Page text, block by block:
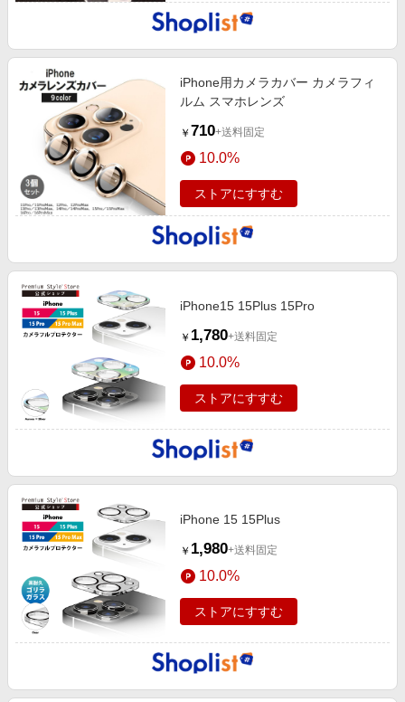
iPhone用カメラカバー カメラフィ
ルム スマホレンズ
￥ 710+送料固定
10.0%
ストアにすすむ
iPhone15 15Plus 15Pro
￥ 1,780+送料固定
10.0%
ストアにすすむ
iPhone 15 15Plus
￥ 1,980+送料固定
10.0%
ストアにすすむ